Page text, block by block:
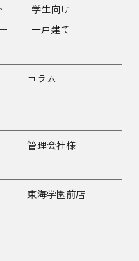
学生向け
一戸建て
コラム
管理会社様
東海学園前店